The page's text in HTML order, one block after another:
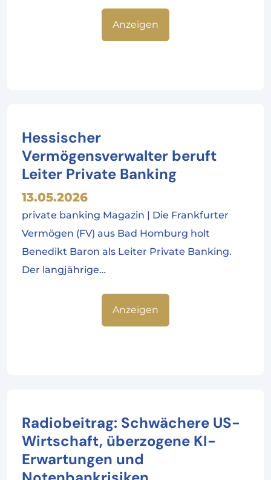
Anzeigen
Hessischer
Vermögensverwalter beruft
Leiter Private Banking
13.05.2026
private banking Magazin | Die Frankfurter
Vermögen (FV) aus Bad Homburg holt
Benedikt Baron als Leiter Private Banking.
Der langjährige…
Anzeigen
Radiobeitrag: Schwächere US-
Wirtschaft, überzogene KI-
Erwartungen und